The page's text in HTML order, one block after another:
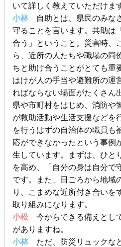
いて詳しく教えていただけま
小林自助とは、県民のみな
守ることを言います。共助は
合う」ということ。災害時、
ら、近所の人たちや職場の同
ちと助け合うことがとても重
はけが人の手当や避難所の運
ればならない場面がたくさん
県や市町村をはじめ、消防や
が救助活動や生活支援などを
を行うはずの自治体の職員も
応ができなかったという事例
生しています。まずは、ひと
を高め、「自分の身は自分で
です。また、日ごろから地域
り、こまめな近所付き合いを
取り組みになります。
小松今からできる備えとし
がありますね。
小林ただ、防災リュックな